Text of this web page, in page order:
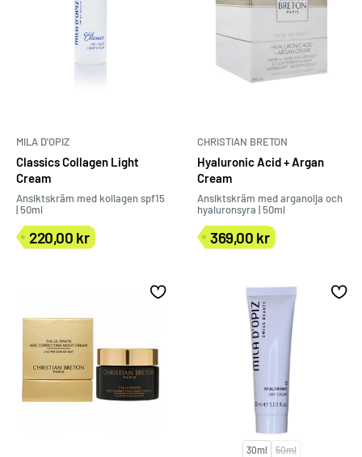
MILA D'OPIZ
Classics Collagen Light
Cream
Ansiktskräm med kollagen spf15
| 50ml
Försäljningspris
220,00 kr
CHRISTIAN BRETON
Hyaluronic Acid + Argan
Cream
Ansiktskräm med arganolja och
hyaluronsyra | 50ml
Försäljningspris
369,00 kr
30ml 50ml